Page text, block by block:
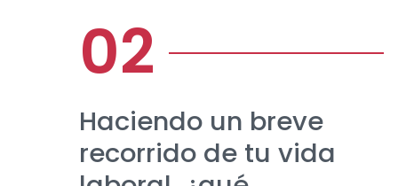
Haciendo un breve
recorrido de tu vida